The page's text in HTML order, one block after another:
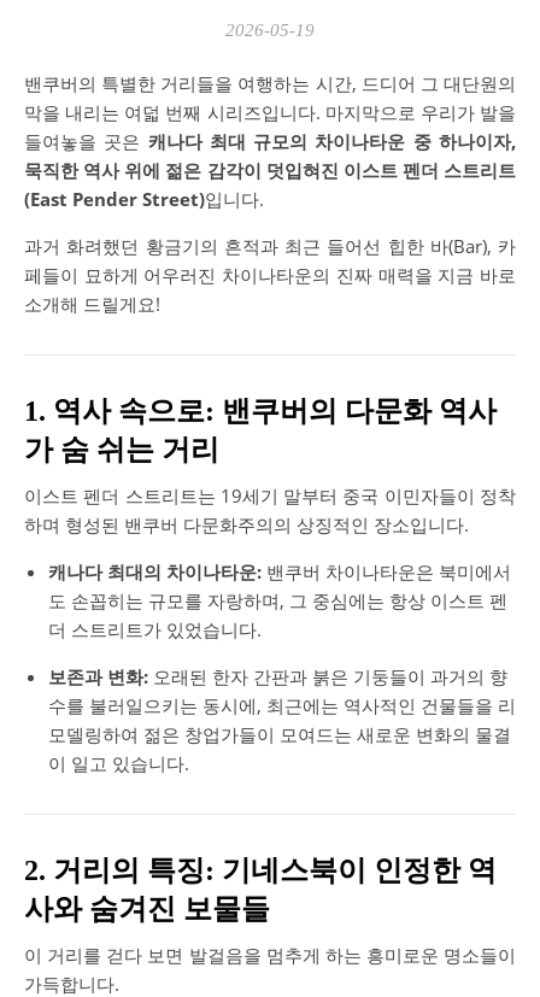
2026-05-19
밴쿠버의 특별한 거리들을 여행하는 시간, 드디어 그 대단원의
막을 내리는 여덟 번째 시리즈입니다. 마지막으로 우리가 발을
들여놓을 곳은 캐나다 최대 규모의 차이나타운 중 하나이자,
묵직한 역사 위에 젊은 감각이 덧입혀진 이스트 펜더 스트리트
(East Pender Street)입니다.
과거 화려했던 황금기의 흔적과 최근 들어선 힙한 바(Bar), 카
페들이 묘하게 어우러진 차이나타운의 진짜 매력을 지금 바로
소개해 드릴게요!
1. 역사 속으로: 밴쿠버의 다문화 역사
가 숨 쉬는 거리
이스트 펜더 스트리트는 19세기 말부터 중국 이민자들이 정착
하며 형성된 밴쿠버 다문화주의의 상징적인 장소입니다.
캐나다 최대의 차이나타운: 밴쿠버 차이나타운은 북미에서
도 손꼽히는 규모를 자랑하며, 그 중심에는 항상 이스트 펜
더 스트리트가 있었습니다.
보존과 변화: 오래된 한자 간판과 붉은 기둥들이 과거의 향
수를 불러일으키는 동시에, 최근에는 역사적인 건물들을 리
모델링하여 젊은 창업가들이 모여드는 새로운 변화의 물결
이 일고 있습니다.
2. 거리의 특징: 기네스북이 인정한 역
사와 숨겨진 보물들
이 거리를 걷다 보면 발걸음을 멈추게 하는 흥미로운 명소들이
가득합니다.